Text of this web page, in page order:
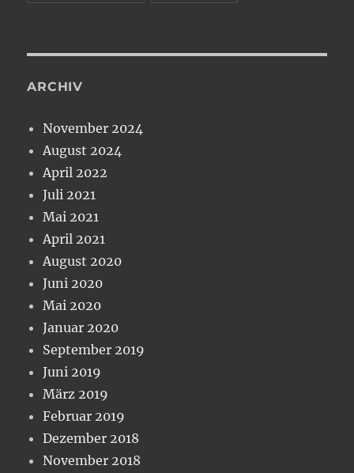
ARCHIV
November 2024
August 2024
April 2022
Juli 2021
Mai 2021
April 2021
August 2020
Juni 2020
Mai 2020
Januar 2020
September 2019
Juni 2019
März 2019
Februar 2019
Dezember 2018
November 2018